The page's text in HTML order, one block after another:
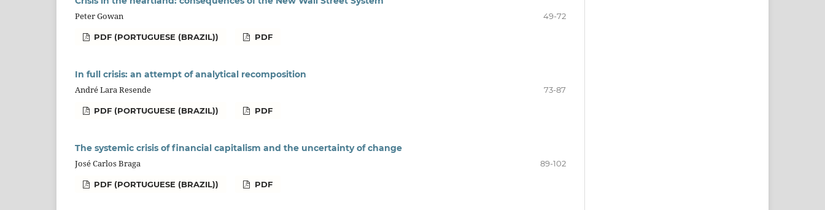
Peter Gowan
49-72
PDF (PORTUGUESE (BRAZIL)) PDF
In full crisis: an attempt of analytical recomposition
André Lara Resende
73-87
PDF (PORTUGUESE (BRAZIL)) PDF
The systemic crisis of financial capitalism and the uncertainty of change
José Carlos Braga
89-102
PDF (PORTUGUESE (BRAZIL)) PDF